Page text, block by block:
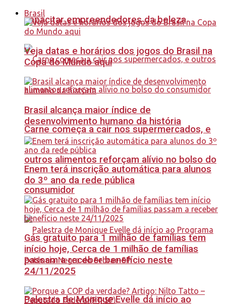
capacitar empreendedores da beleza
Carne começa a cair nos supermercados, e
outros alimentos reforçam alívio no bolso do
consumidor
Palestra de Monique Evelle dá início ao
Brasil
Veja datas e horários dos jogos do Brasil na
Copa do Mundo aqui
Brasil alcança maior índice de
desenvolvimento humano da história
Enem terá inscrição automática para alunos
do 3º ano da rede pública
Gás gratuito para 1 milhão de famílias tem
início hoje, Cerca de 1 milhão de famílias
passam a receber benefício neste
24/11/2025